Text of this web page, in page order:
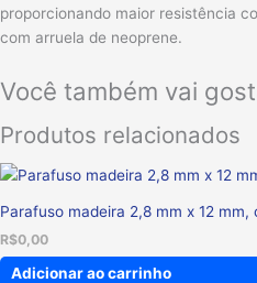
proporcionando maior resistência
com arruela de neoprene.
Você também vai
Produtos relacionados
Parafuso madeira 2,8 mm x 12
R$0,00
Adicionar ao carrinho